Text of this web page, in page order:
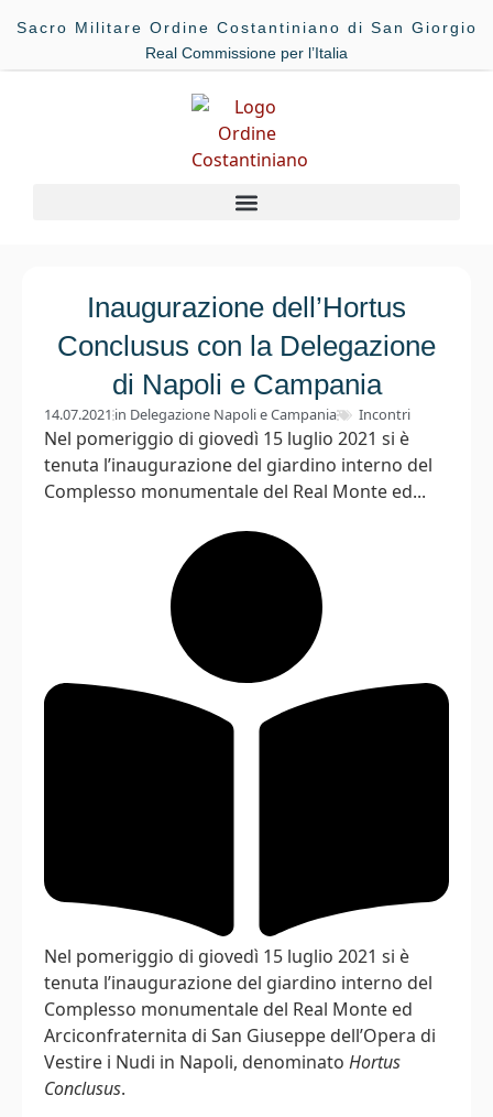
Sacro Militare Ordine Costantiniano di San Giorgio
Real Commissione per l’Italia
Inaugurazione dell’Hortus
Conclusus con la Delegazione
di Napoli e Campania
14.07.2021 in Delegazione Napoli e Campania Incontri
Nel pomeriggio di giovedì 15 luglio 2021 si è
tenuta l’inaugurazione del giardino interno del
Complesso monumentale del Real Monte ed...
Nel pomeriggio di giovedì 15 luglio 2021 si è
tenuta l’inaugurazione del giardino interno del
Complesso monumentale del Real Monte ed
Arciconfraternita di San Giuseppe dell’Opera di
Vestire i Nudi in Napoli, denominato Hortus
Conclusus.